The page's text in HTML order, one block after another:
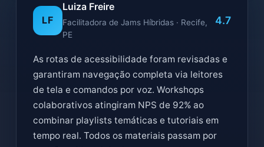
LF
Luiza Freire
Facilitadora de Jams Híbridas · Recife,
PE
4.7
As rotas de acessibilidade foram revisadas e
garantiram navegação completa via leitores
de tela e comandos por voz. Workshops
colaborativos atingiram NPS de 92% ao
combinar playlists temáticas e tutoriais em
tempo real. Todos os materiais passam por